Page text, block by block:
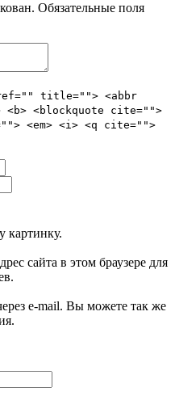
Обязательные поля
title=""> <abbr
<blockquote cite="">
<em> <i> <q cite="">
картинку.
сайта в этом браузере для
e-mail. Вы можете так же